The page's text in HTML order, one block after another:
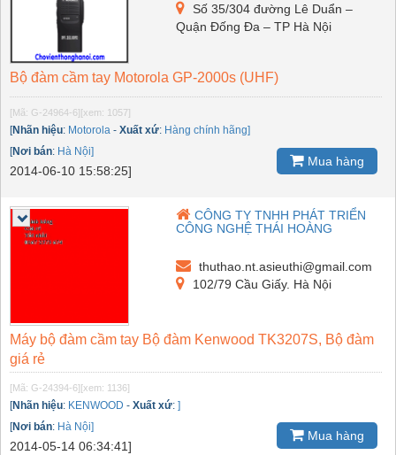
Số 35/304 đường Lê Duẩn –
Quận Đống Đa – TP Hà Nội
Bộ đàm cầm tay Motorola GP-2000s (UHF)
[Mã: G-24964-6] [xem: 1057]
[Nhãn hiệu: Motorola - Xuất xứ: Hàng chính hãng]
[Nơi bán: Hà Nội]
2014-06-10 15:58:25]
Mua hàng
CÔNG TY TNHH PHÁT TRIỂN
CÔNG NGHỆ THÁI HOÀNG
thuthao.nt.asieuthi@gmail.com
102/79 Cầu Giấy. Hà Nội
Máy bộ đàm cầm tay Bộ đàm Kenwood TK3207S, Bộ đàm
giá rẻ
[Mã: G-24394-6] [xem: 1136]
[Nhãn hiệu: KENWOOD - Xuất xứ: ]
[Nơi bán: Hà Nội]
2014-05-14 06:34:41]
Mua hàng